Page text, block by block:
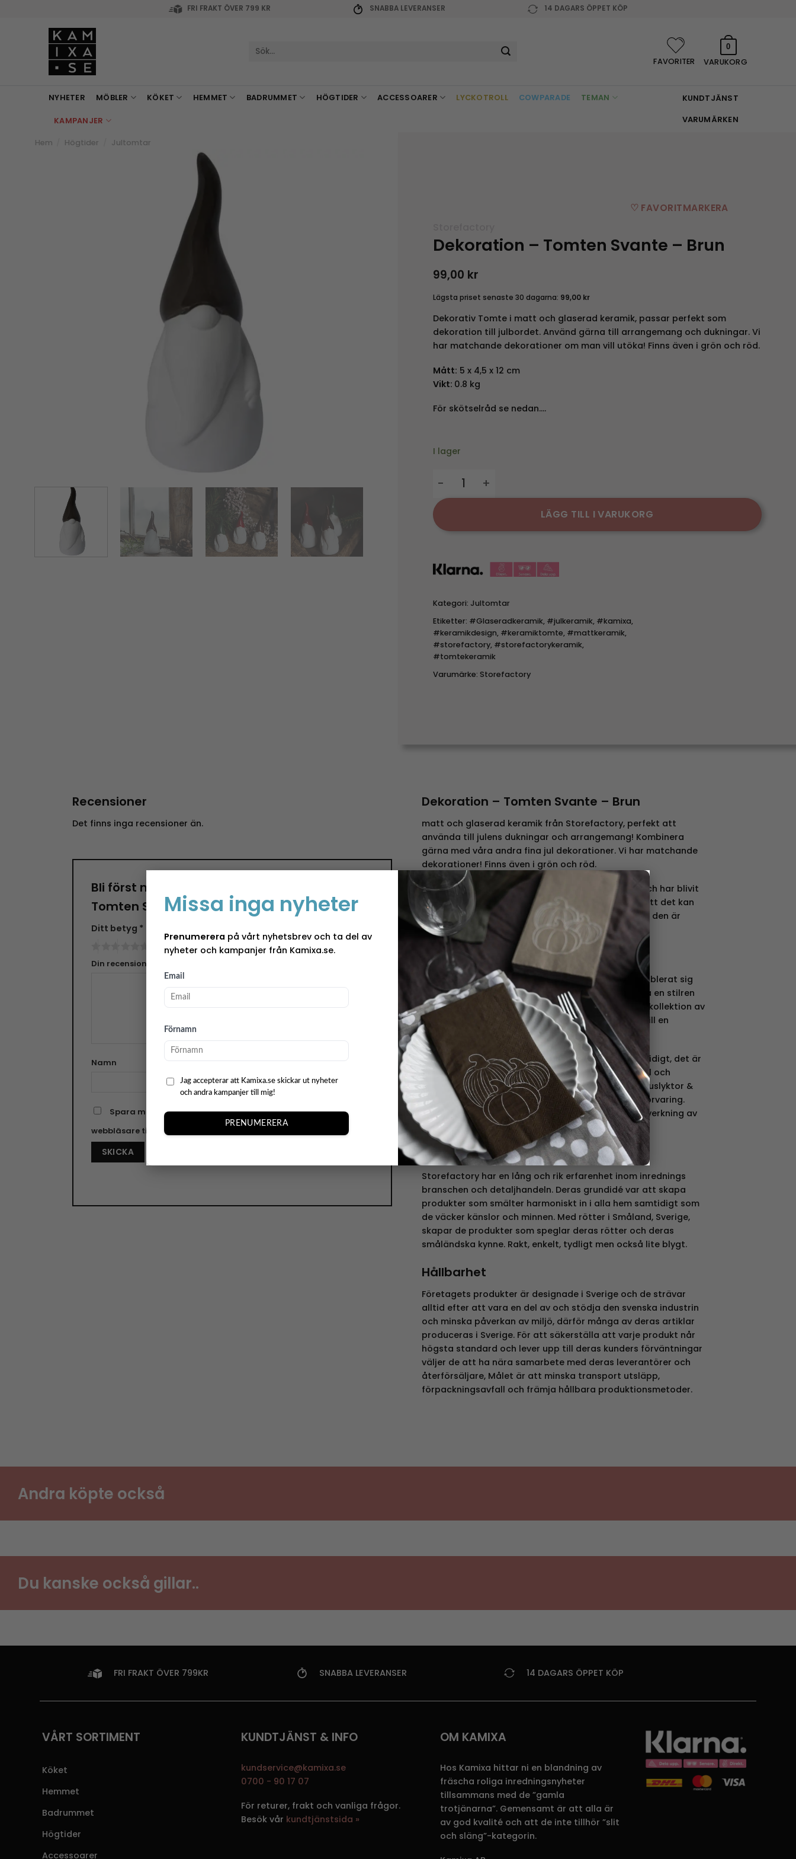
Missa inga nyheter
Prenumerera på vårt nyhetsbrev och ta del av
nyheter och kampanjer från Kamixa.se.
Email
Förnamn
Jag accepterar att Kamixa.se skickar ut nyheter
och andra kampanjer till mig!
PRENUMERERA
×
FRI FRAKT ÖVER 799 KR SNABBA LEVERANSER 14 DAGARS ÖPPET KÖP
Sök
FAVORITER VARUKORG
0
NYHETER MÖBLER KÖKET HEMMET BADRUMMET HÖGTIDER ACCESSOARER LYCKOTROLL COWPARADE TEMAN
KAMPANJER
KUNDTJÄNST
VARUMÄRKEN
Hem Högtider Jultomtar
♡ FAVORITMARKERA
Dekoration – Tomten Svante – Brun
99,00 kr
Lägsta priset senaste 30 dagarna: 99,00 kr
Dekorativ Tomte i matt och glaserad keramik, passar perfekt som
dekoration till julbordet. Använd gärna till arrangemang och dukningar. Vi
har matchande dekorationer om man vill utöka! Finns även i grön och röd.
Mått: 5 x 4,5 x 12 cm
Vikt: 0.8 kg
För skötselråd se nedan….
I lager
LÄGG TILL I VARUKORG
Kategori: Jultomtar
Etiketter: #Glaseradkeramik, #julkeramik, #kamixa,
#keramikdesign, #keramiktomte, #mattkeramik,
#storefactory, #storefactorykeramik,
#tomtekeramik
Varumärke: Storefactory
Recensioner
Det finns inga recensioner än.
Bli först med att recensera ”Dekoration –
Tomten Svante – Brun”
Ditt betyg *
Din recension
Namn E-post
Spara mitt namn, min e-postadress och webbplats i denna
webbläsare till nästa gång jag skriver en kommentar.
Dekoration – Tomten Svante – Brun
matt och glaserad keramik från Storefactory, perfekt att
använda till julens dukningar och arrangemang! Kombinera
gärna med våra andra fina jul dekorationer. Vi har matchande
dekorationer! Finns även i grön och röd.
Skötselråd: All vår matta keramik är obehandlad och har blivit
ett signum för Storefactory. Det är även naturligt att det kan
förekomma små prickar eller gropar i keramiken då den är
handgjord.
Designer och formgivare
Storefactoryär ett svenskt varumärke som har etablerat sig
väl inom inrednings världen. Genom att fokusera på en stilren
och modern design har de skapat en imponerande kollektion av
inredningsprodukter, som förvandlar varje tillfälle till en
minnesvärd stund.
Deras produktsortiment är omfattande och mångsidigt, det är
skapat för att ge ditt hem den extra touchen av stil och
elegans och omfattar allt från juldekorationer till ljuslyktor &
ljusstakar, vaser, krukor, köks artiklar, textiler och förvaring.
Företaget använder lera, järn, glas, trä och tyg i tillverkning av
sina unika produkter.
Historia
Storefactory har en lång och rik erfarenhet inom inrednings
branschen och detaljhandeln. Deras grundidé var att skapa
produkter som smälter harmoniskt in i alla hem samtidigt som
de väcker känslor och minnen. Med rötter i Småland, Sverige,
skapar de produkter som speglar deras rötter och deras
småländska kynne. Rakt, enkelt, tydligt men också lite blygt.
Hållbarhet
Företagets produkter är designade i Sverige och de strävar
alltid efter att vara en del av och stödja den svenska industrin
och minska påverkan av miljö, därför många av deras artiklar
produceras i Sverige. För att säkerställa att varje produkt når
högsta standard och lever upp till deras kunders förväntningar
väljer de att ha nära samarbete med deras leverantörer och
återförsäljare, Målet är att minska transport utsläpp,
förpackningsavfall och främja hållbara produktionsmetoder.
Andra köpte också
Du kanske också gillar..
FRI FRAKT ÖVER 799KR SNABBA LEVERANSER 14 DAGARS ÖPPET KÖP
VÅRT SORTIMENT
Köket
Hemmet
Badrummet
Högtider
Accessoarer
KUNDTJÄNST & INFO
kundservice@kamixa.se
0700 - 90 17 07
För returer, frakt och vanliga frågor.
Besök vår kundtjänstsida »
OM KAMIXA
Hos Kamixa hittar ni en blandning av
fräscha roliga inredningsnyheter
tillsammans med de ”gamla
trotjänarna”. Gemensamt är att alla är
av god kvalité och att de inte tillhör ”slit
och släng”-kategorin.